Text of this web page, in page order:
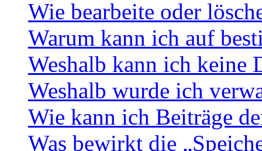
Wie bearbeite oder
Warum kann ich auf
Weshalb kann ich keine
Weshalb wurde ich
Wie kann ich Beiträge
Was bewirkt die